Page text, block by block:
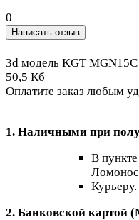
0
Написать отзыв
3d модель KGT MGN15C
50,5 Кб
Оплатите заказ любым
1. Наличными при
В
Курьеру.
2. Банковской картой